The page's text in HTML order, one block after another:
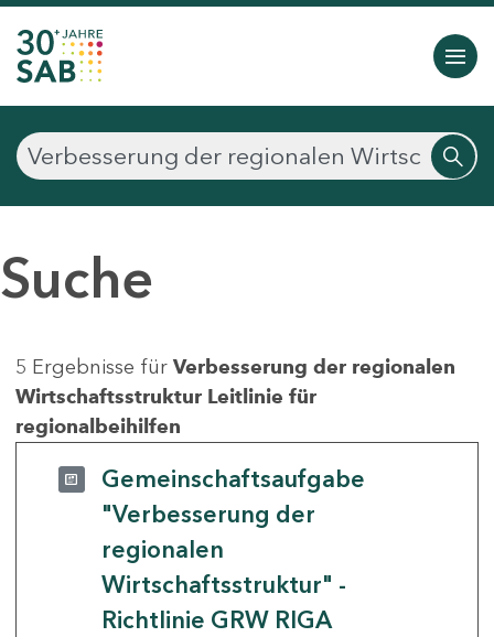
Suche
5 Ergebnisse für Verbesserung der regionalen
Wirtschaftsstruktur Leitlinie für
regionalbeihilfen
Gemeinschaftsaufgabe
"Verbesserung der
regionalen
Wirtschaftsstruktur" -
Richtlinie GRW RIGA